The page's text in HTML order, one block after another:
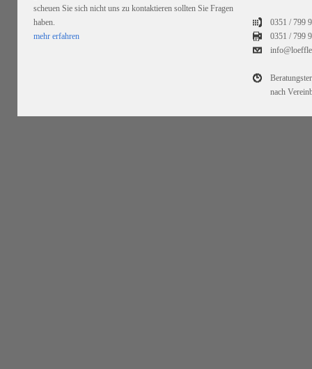
scheuen Sie sich nicht uns zu kontaktieren sollten Sie Fragen
haben.
mehr erfahren
0351 / 799
0351 /799
nach